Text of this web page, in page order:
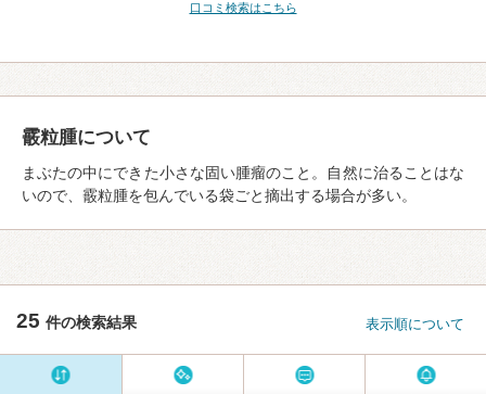
口コミ検索はこちら
霰粒腫について
まぶたの中にできた小さな固い腫瘤のこと。自然に治ることはな
いので、霰粒腫を包んでいる袋ごと摘出する場合が多い。
25 件の検索結果 表示順について